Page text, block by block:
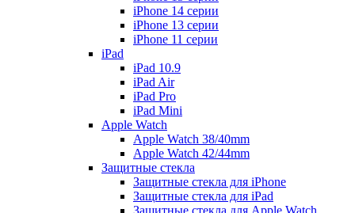
iPhone 14 серии
iPhone 13 серии
iPhone 11 серии
iPad
iPad 10.9
iPad Air
iPad Pro
iPad Mini
Apple Watch
Apple Watch 38/40mm
Apple Watch 42/44mm
Защитные стекла
Защитные стекла для iPhone
Защитные стекла для iPad
Защитные стекла для Apple Watch